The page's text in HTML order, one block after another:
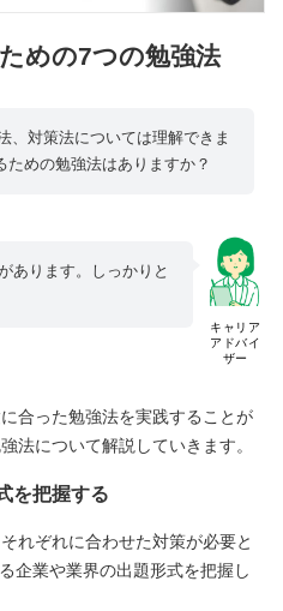
めの7つの勉強法
、対策法については理解できま
ための勉強法はありますか？
キャリア
アドバイ
ザー
あります。しっかりと
合った勉強法を実践することが
法について解説していきます。
を把握する
れぞれに合わせた対策が必要と
企業や業界の出題形式を把握し